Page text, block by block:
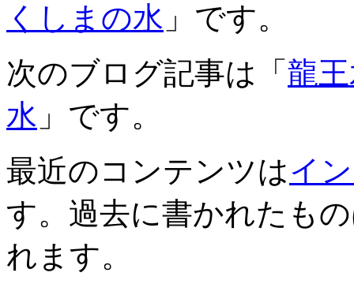
くしまの水 」です。
次のブログ記事は「 龍
水 」です。
最近のコンテンツはイ
す。過去に書かれたも
れます。